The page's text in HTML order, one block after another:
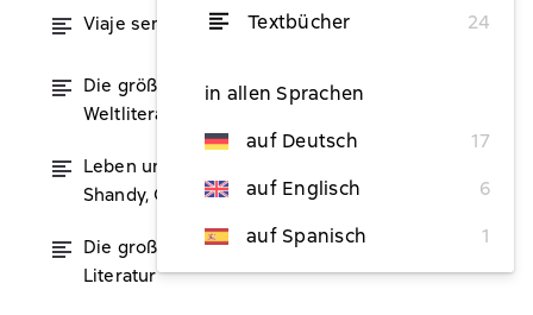
Textbücher
24
in allen Sprachen
auf Deutsch
17
auf Englisch
6
auf Spanisch
1
Viaje sentimental por Francia e Italia von 8,99 €
Die größten Bildungsromane der
Weltliteratur
Leben und Ansichten von Tristram
Shandy, Gentleman
Die großen Romane der englischen
Literatur
von 2,99 €